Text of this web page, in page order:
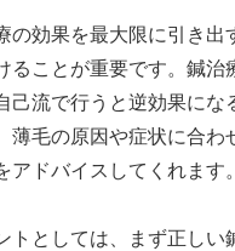
の効果を最大限に引き出
ることが重要です。鍼治
己流で行うと逆効果にな
薄毛の原因や症状に合わ
アドバイスしてくれます。
トとしては、まず正しい